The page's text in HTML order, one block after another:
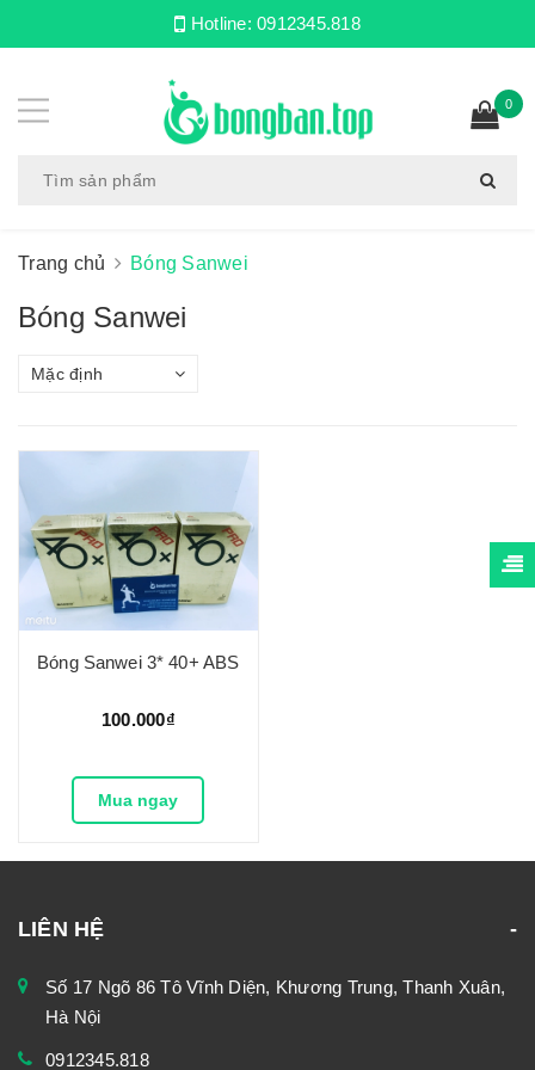
Hotline: 0912345.818
0
Trang chủ Bóng Sanwei
Bóng Sanwei
Mặc định
Bóng Sanwei 3* 40+ ABS
100.000₫
Mua ngay
LIÊN HỆ
Số 17 Ngõ 86 Tô Vĩnh Diện, Khương Trung, Thanh Xuân,
Hà Nội
0912345.818